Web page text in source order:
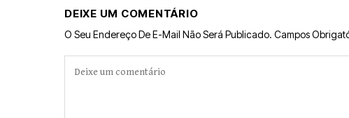
DEIXE UM COMENTÁRIO
O Seu Endereço De E-Mail Não Será Publicado. Campos